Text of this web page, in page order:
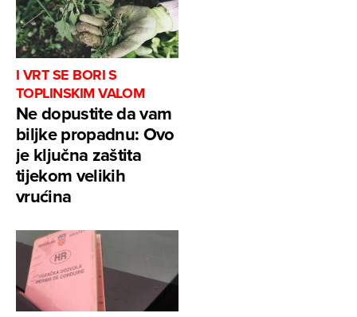
I VRT SE BORI S
TOPLINSKIM VALOM
Ne dopustite da vam
biljke propadnu: Ovo
je ključna zaštita
tijekom velikih
vrućina